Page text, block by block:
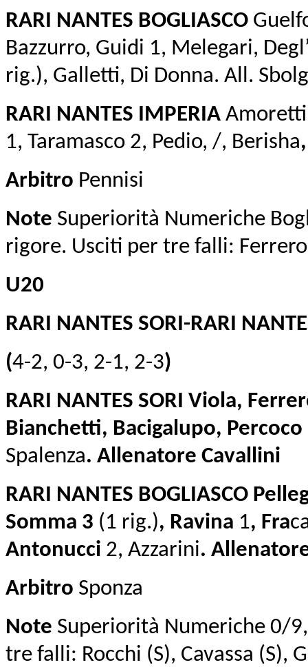
RARI NANTES BOGLIASCO
Bazzurro, Guidi 1, Melegari,
rig.), Galletti, Di Donna. All.
RARI NANTES IMPERIA
1, Taramasco 2, Pedio, /, Berisha
Arbitro Pennisi
Note Superiorità Numeriche
rigore. Usciti per tre falli:
U20
RARI NANTES SORI-RARI
(4-2, 0-3, 2-1, 2-3)
RARI NANTES SORI Viola,
Bianchetti, Bacigalupo, Percoco
Spalenza. Allenatore Cavallini
RARI NANTES BOGLIASCO
Somma 3 (1 rig.), Ravina 1, Fra
Antonucci 2, Azzarini.
Arbitro Sponza
Note Superiorità Numeriche 0/
tre falli: Rocchi (S), Cavassa (S),